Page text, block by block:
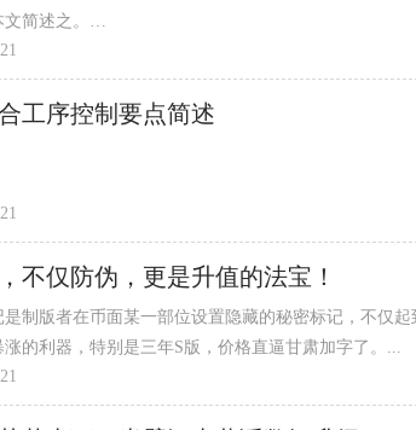
简述之。
材，...
工序控制要点简述
能好、光泽度好、平滑度高和美观环保等特点，同
茶...
不仅防伪，更是升值的法宝！
版者在币面某一部位设置隐藏的秘密标记，不仅起
的利器，特别是三年S版，价格直逼甘肃加字了。...